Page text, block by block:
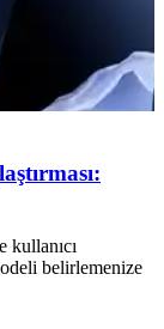
belirlemenize